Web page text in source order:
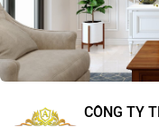
CÔNG TY